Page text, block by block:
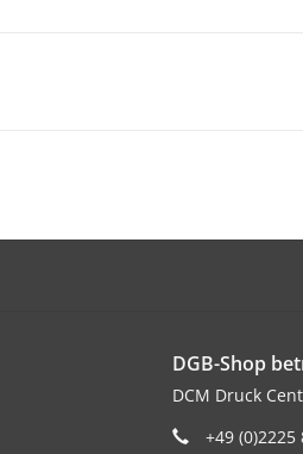
DGB-Shop
DCM Druck
+49 (0)2225